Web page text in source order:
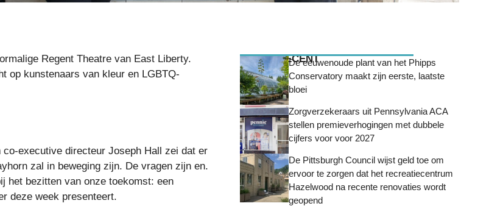
Regent Theatre van East Liberty.
op kunstenaars van kleur en LGBTQ-
executive directeur Joseph Hall zei dat er
zal in beweging zijn. De vragen zijn en.
het bezitten van onze toekomst: een
deze week presenteert.
MEEST RECENTDe eeuwenoude plant van het Phipps
Conservatory maakt zijn eerste, laatste
bloei
Zorgverzekeraars uit Pennsylvania ACA
stellen premieverhogingen met dubbele
cijfers voor voor 2027
De Pittsburgh Council wijst geld toe om
ervoor te zorgen dat het recreatiecentrum
Hazelwood na recente renovaties wordt
geopend